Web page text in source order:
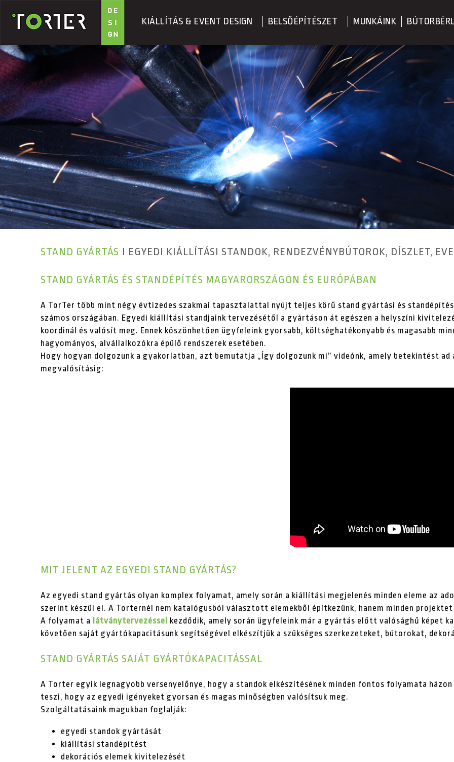
Ugrás a tartalomra
KIÁLLÍTÁS & EVENT DESIGN BELSŐÉPÍTÉSZET MUNKÁINK
STAND GYÁRTÁS I EGYEDI KIÁLLÍTÁSI STANDOK, RENDEZVÉNYBÚTOROK, DÍSZLET,
STAND GYÁRTÁS ÉS STANDÉPÍTÉS MAGYARORSZÁGON ÉS EURÓPÁBAN
A TorTer több mint négy évtizedes szakmai tapasztalattal nyújt teljes körű stand gyártási és
számos országában. Egyedi kiállítási standjaink tervezésétől a gyártáson át egészen a helyszíni
koordinál és valósít meg. Ennek köszönhetően ügyfeleink gyorsabb, költséghatékonyabb és magasabb
hagyományos, alvállalkozókra épülő rendszerek esetében.
Hogy hogyan dolgozunk a gyakorlatban, azt bemutatja „Így dolgozunk mi” videónk, amely betekintést
megvalósításig:
MIT JELENT AZ EGYEDI STAND GYÁRTÁS?
Az egyedi stand gyártás olyan komplex folyamat, amely során a kiállítási megjelenés minden eleme az
szerint készül el. A Torternél nem katalógusból választott elemekből építkezünk, hanem minden
A folyamat a látványtervezéssel kezdődik, amely során ügyfeleink már a gyártás előtt valósághű képet
követően saját gyártókapacitásunk segítségével elkészítjük a szükséges szerkezeteket, bútorokat,
STAND GYÁRTÁS SAJÁT GYÁRTÓKAPACITÁSSAL
A Torter egyik legnagyobb versenyelőnye, hogy a standok elkészítésének minden fontos folyamata
teszi, hogy az egyedi igényeket gyorsan és magas minőségben valósítsuk meg.
Szolgáltatásaink magukban foglalják:
egyedi standok gyártását
kiállítási standépítést
dekorációs elemek kivitelezését